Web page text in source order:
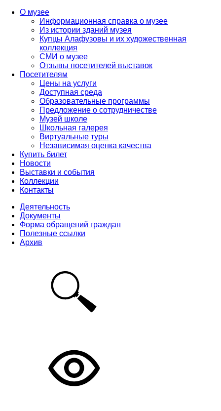
О музее
Информационная справка о музее
Из истории зданий музея
Купцы Алафузовы и их художественная
коллекция
СМИ о музее
Отзывы посетителей выставок
Посетителям
Цены на услуги
Доступная среда
Образовательные программы
Предложение о сотрудничестве
Музей школе
Школьная галерея
Виртуальные туры
Независимая оценка качества
Купить билет
Новости
Выставки и события
Коллекции
Контакты
Деятельность
Документы
Форма обращений граждан
Полезные ссылки
Архив